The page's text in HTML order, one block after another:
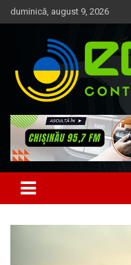
Skip
to
duminică, august 9, 2026
EcoFM